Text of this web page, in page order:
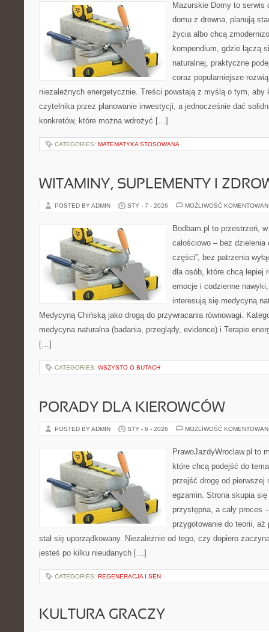
Mazurskie Domy to serwis
domu z drewna, planują
życia albo chcą
kompendium, gdzie łączą
naturalnej, praktyczne
coraz popularniejsze
niezależnych energetycznie. Treści powstają z myślą o tym, aby
czytelnika przez planowanie inwestycji, a jednocześnie dać
konkretów, które można wdrożyć […]
CATEGORIES: MATEMATYKA STOSOWANA
WITAMINY, SUPLEMENTY I
POSTED BY ADMIN STY - 7 - 2026 MOŻLIWOŚĆ
Bodbam.pl to przestrzeń,
całościowo – bez dzielenia
części”, bez patrzenia
dla osób, które chcą lepiej
emocje i codzienne
interesują się medycyną
Medycyną Chińską jako drogą do przywracania równowagi.
medycyna naturalna (badania, przeglądy, evidence) i Terapie
[…]
CATEGORIES: WSZYSTO O BUTACH
PORADY DLA KIEROWCÓW
POSTED BY ADMIN STY - 6 - 2026 MOŻLIWOŚĆ
PrawoJazdyWroclaw.pl to
które chcą podejść do
przejść drogę od
egzamin. Strona skupia
przystępna, a cały proces
przygotowanie do teorii,
stał się uporządkowany. Niezależnie od tego, czy dopiero
jesteś po kilku nieudanych […]
CATEGORIES: REGENERACJA I SEN
KULTURA GRACZY